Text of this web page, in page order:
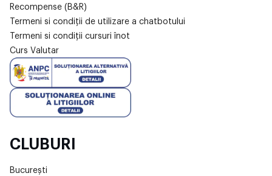
Recompense (B&R)
Termeni si condiții de utilizare a chatbotului
Termeni si condiții cursuri înot
Curs Valutar
CLUBURI
București